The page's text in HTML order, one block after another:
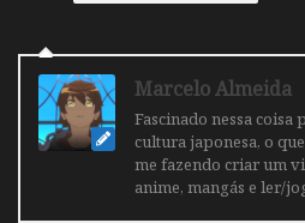
Marcelo Almeida
Fascinado nessa coisa
cultura japonesa, o
me fazendo criar um
anime, mangás e ler/